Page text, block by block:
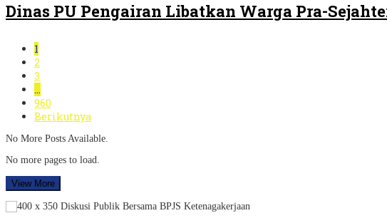
Dinas PU Pengairan Libatkan Warga Pra-
1
2
3
…
960
Berikutnya
No More Posts Available.
No more pages to load.
View More